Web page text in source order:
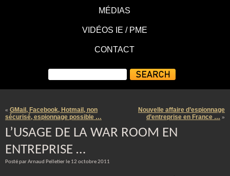
MÉDIAS
VIDÉOS IE / PME
CONTACT
« GMail, Facebook, Hotmail, non
sécurisé, espionnage possible …
Nouvelle affaire d’espionnage
d’entreprise en France … »
L’USAGE DE LA WAR ROOM EN
ENTREPRISE …
Posté par Arnaud Pelletier le 12 octobre 2011